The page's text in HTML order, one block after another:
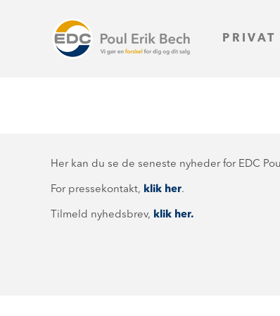
PRIVAT
Her kan du se de seneste nyheder for EDC
For pressekontakt, klik her.
Tilmeld nyhedsbrev, klik her.